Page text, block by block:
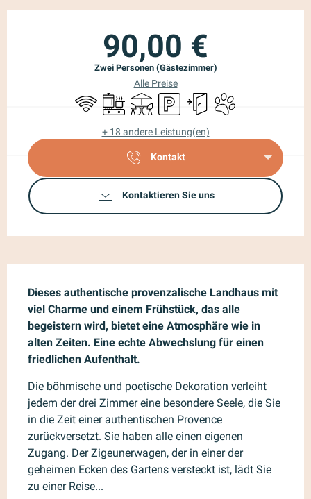
90,00 €
Zwei Personen (Gästezimmer)
Alle Preise
Wi-Fi Kochplatte
TerrasseParkplatzUnabhängiger Eingang
Tiere erlaubt
+ 18 andere Leistung(en)
Kontakt
Kontaktieren Sie uns
Dieses authentische provenzalische Landhaus mit
viel Charme und einem Frühstück, das alle
begeistern wird, bietet eine Atmosphäre wie in
alten Zeiten. Eine echte Abwechslung für einen
friedlichen Aufenthalt.
Die böhmische und poetische Dekoration verleiht
jedem der drei Zimmer eine besondere Seele, die Sie
in die Zeit einer authentischen Provence
zurückversetzt. Sie haben alle einen eigenen
Zugang. Der Zigeunerwagen, der in einer der
geheimen Ecken des Gartens versteckt ist, lädt Sie
zu einer Reise...